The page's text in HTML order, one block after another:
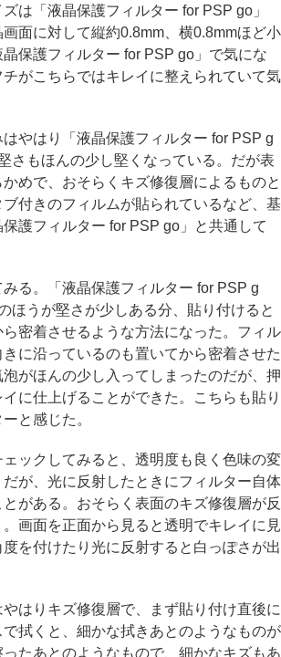
は「液晶保護フィルター for PSP go」
面に対して縦約0.8mm、横0.8mmほど小
保護フィルター for PSP go」で気にな
がこちらではキレイに整えられていて気
やはり「液晶保護フィルター for PSP g
さもほんの少し堅くなっている。だが表
めで、おそらくキズ修復層によるものと
付きのフィルムが貼られているなど、基
護フィルター for PSP go」と共通して
る。「液晶保護フィルター for PSP g
ほうが堅さが少しある分、貼り付けると
密着させるような方法になった。フィル
に沿っているのも置いてから密着させた
がほんの少し入ってしまったのだが、押
に仕上げることができた。こちらも貼り
と感じた。
ックしてみると、透明度も良く色味の変
が、光に反射したときにフィルター自体
がある。おそらく表面のキズ修復層が反
画面を正面から見ると透明でキレイに見
を付けたり光に反射すると白っぽさが出
はりキズ修復層で、まず貼り付け直後に
拭くと、細かな拭きあとのようなものが
たあとのようなもので、細かなキズもあ